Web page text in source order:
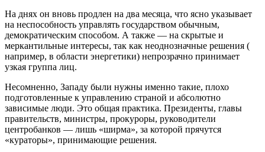
На днях он вновь продлен на два месяца, что ясно указывает
на неспособность управлять государством обычным,
демократическим способом. А также — на скрытые и
меркантильные интересы, так как неоднозначные решения (
например, в области энергетики) непрозрачно принимает
узкая группа лиц.
Несомненно, Западу были нужны именно такие, плохо
подготовленные к управлению страной и абсолютно
зависимые люди. Это общая практика. Президенты, главы
правительств, министры, прокуроры, руководители
центробанков — лишь «ширма», за которой прячутся
«кураторы», принимающие решения.